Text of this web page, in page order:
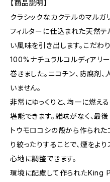
【商品説明】
クラシックなカクテルのマルガ
フィルターに仕込まれた天然テ
い風味を引き出します。こだわ
100%ナチュラルコルディアリ
巻きました。ニコチン、防腐剤
いません。
非常にゆっくりと、均一に燃え
堪能できます。雑味がなく、最
トウモロコシの殻から作られた
り絞ったりすることで、煙をよ
心地に調整できます。
環境に配慮して作られたKing